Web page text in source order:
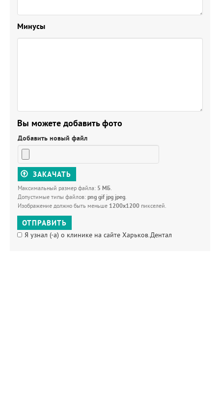
Минусы
Вы можете добавить фото
Добавить новый файл
ЗАКАЧАТЬ
Максимальный размер файла: 5 МБ.
Допустимые типы файлов: png gif jpg jpeg.
Изображение должно быть меньше 1200x1200 пикселей.
ОТПРАВИТЬ
Я узнал (-а) о клинике на сайте Харьков.Дентал